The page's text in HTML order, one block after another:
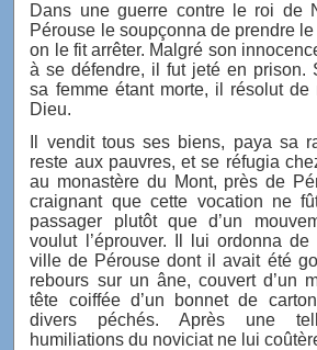
Dans une guerre contre le roi de
Pérouse le soupçonna de prendre
on le fit arrêter. Malgré son
à se défendre, il fut jeté en prison.
sa femme étant morte, il résolut
Dieu.
Il vendit tous ses biens, paya sa
reste aux pauvres, et se réfugia
au monastère du Mont, près de
craignant que cette vocation ne
passager plutôt que d’un
voulut l’éprouver. Il lui ordonna
ville de Pérouse dont il avait été
rebours sur un âne, couvert d’un
tête coiffée d’un bonnet de
divers péchés. Après une
humiliations du noviciat ne lui